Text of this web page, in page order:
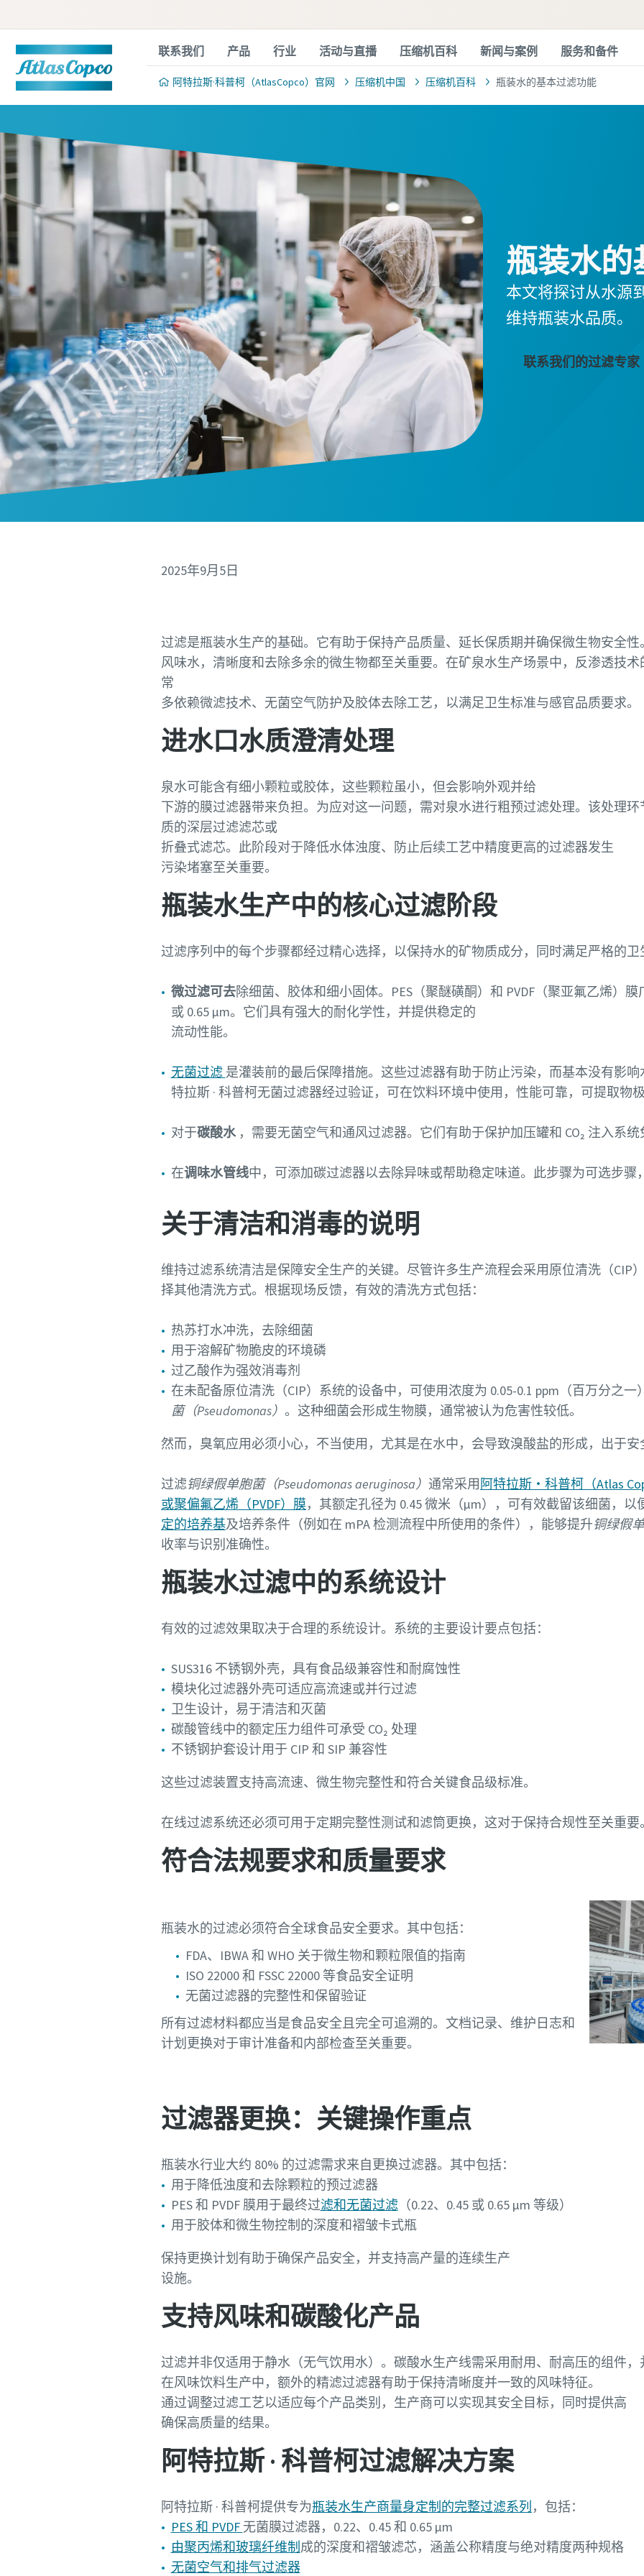
联系我们 产品 行业 活动与直播 压缩机百科 新闻与案例 服务和备件
阿特拉斯·科普柯（AtlasCopco）官网 压缩机中国 压缩机百科 瓶装水的基本过滤功能
瓶装水的
本文将探讨从水源
维持瓶装水品质。
联系我们的过滤专家
2025年9月5日
过滤是瓶装水生产的基础。它有助于保持产品质量、延长保质期并确保微生物安全
风味水，清晰度和去除多余的微生物都至关重要。在矿泉水生产场景中，反渗透技
常
多依赖微滤技术、无菌空气防护及胶体去除工艺，以满足卫生标准与感官品质要求。
进水口水质澄清处理
泉水可能含有细小颗粒或胶体，这些颗粒虽小，但会影响外观并给
下游的膜过滤器带来负担。为应对这一问题，需对泉水进行粗预过滤处理。该处理
质的深层过滤滤芯或
折叠式滤芯。此阶段对于降低水体浊度、防止后续工艺中精度更高的过滤器发生
污染堵塞至关重要。
瓶装水生产中的核心过滤阶段
过滤序列中的每个步骤都经过精心选择，以保持水的矿物质成分，同时满足严格的卫
微过滤可去除细菌、胶体和细小固体。PES（聚醚磺酮）和 PVDF（聚亚氟乙烯）膜
或 0.65 µm。它们具有强大的耐化学性，并提供稳定的
流动性能。
无菌过滤 是灌装前的最后保障措施。这些过滤器有助于防止污染，而基本没有影
特拉斯 · 科普柯无菌过滤器经过验证，可在饮料环境中使用，性能可靠，可提取物
对于碳酸水 ，需要无菌空气和通风过滤器。它们有助于保护加压罐和 CO₂ 注入系
在调味水管线中，可添加碳过滤器以去除异味或帮助稳定味道。此步骤为可选步骤
关于清洁和消毒的说明
维持过滤系统清洁是保障安全生产的关键。尽管许多生产流程会采用原位清洗（CIP
择其他清洗方式。根据现场反馈，有效的清洗方式包括：
热苏打水冲洗，去除细菌
用于溶解矿物脆皮的环境磷
过乙酸作为强效消毒剂
在未配备原位清洗（CIP）系统的设备中，可使用浓度为 0.05-0.1 ppm（百万分之一
菌（Pseudomonas） 。这种细菌会形成生物膜，通常被认为危害性较低。
然而，臭氧应用必须小心，不当使用，尤其是在水中，会导致溴酸盐的形成，出于
过滤铜绿假单胞菌（Pseudomonas aeruginosa） 通常采用阿特拉斯・科普柯（Atlas
或聚偏氟乙烯（PVDF）膜，其额定孔径为 0.45 微米（µm），可有效截留该细菌，
定的培养基及培养条件（例如在 mPA 检测流程中所使用的条件），能够提升铜绿假
收率与识别准确性。
瓶装水过滤中的系统设计
有效的过滤效果取决于合理的系统设计。系统的主要设计要点包括：
SUS316 不锈钢外壳，具有食品级兼容性和耐腐蚀性
模块化过滤器外壳可适应高流速或并行过滤
卫生设计，易于清洁和灭菌
碳酸管线中的额定压力组件可承受 CO₂ 处理
不锈钢护套设计用于 CIP 和 SIP 兼容性
这些过滤装置支持高流速、微生物完整性和符合关键食品级标准。
在线过滤系统还必须可用于定期完整性测试和滤筒更换，这对于保持合规性至关重要
符合法规要求和质量要求
瓶装水的过滤必须符合全球食品安全要求。其中包括：
FDA、IBWA 和 WHO 关于微生物和颗粒限值的指南
ISO 22000 和 FSSC 22000 等食品安全证明
无菌过滤器的完整性和保留验证
所有过滤材料都应当是食品安全且完全可追溯的。文档记录、维护日志和
计划更换对于审计准备和内部检查至关重要。
过滤器更换：关键操作重点
瓶装水行业大约 80% 的过滤需求来自更换过滤器。其中包括：
用于降低浊度和去除颗粒的预过滤器
PES 和 PVDF 膜用于最终过滤和无菌过滤 （0.22、0.45 或 0.65 µm 等级）
用于胶体和微生物控制的深度和褶皱卡式瓶
保持更换计划有助于确保产品安全，并支持高产量的连续生产
设施。
支持风味和碳酸化产品
过滤并非仅适用于静水（无气饮用水）。碳酸水生产线需采用耐用、耐高压的组件
在风味饮料生产中，额外的精滤过滤器有助于保持清晰度并一致的风味特征。
通过调整过滤工艺以适应每个产品类别，生产商可以实现其安全目标，同时提供高
确保高质量的结果。
阿特拉斯 · 科普柯过滤解决方案
阿特拉斯 · 科普柯提供专为瓶装水生产商量身定制的完整过滤系列 ，包括：
PES 和 PVDF 无菌膜过滤器，0.22、0.45 和 0.65 µm
由聚丙烯和玻璃纤维制 成的深度和褶皱滤芯，涵盖公称精度与绝对精度两种规格
无菌空气和排气过滤器